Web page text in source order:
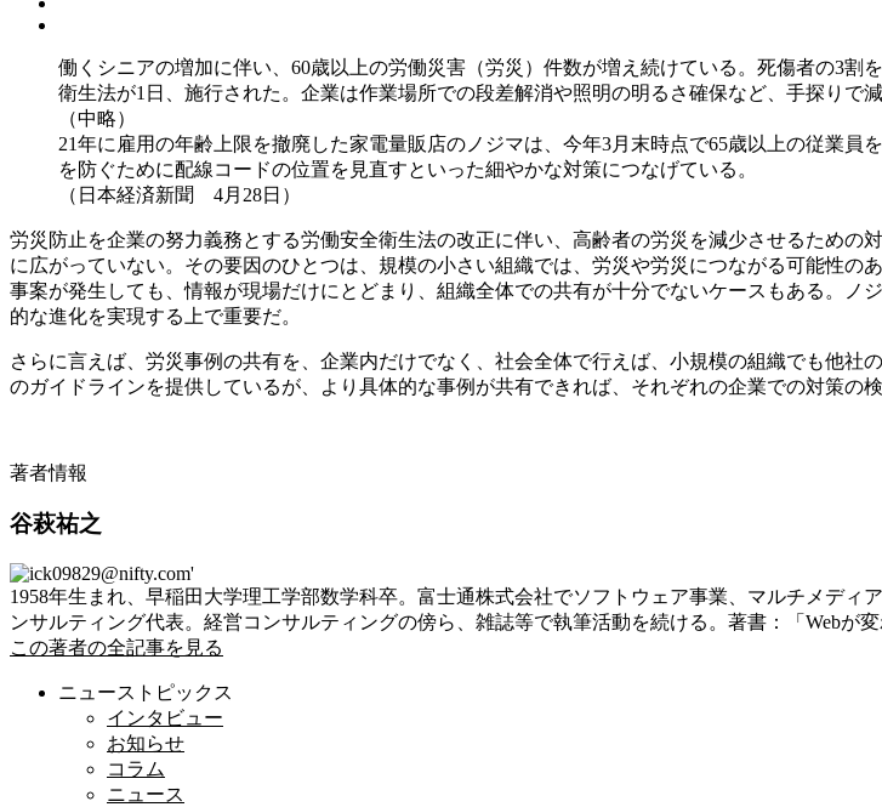
働くシニアの増加に伴い、60歳以上の労働災害（労災）件数が増え続けている。死傷者の3
衛生法が1日、施行された。企業は作業場所での段差解消や照明の明るさ確保など、手探りで
（中略）
21年に雇用の年齢上限を撤廃した家電量販店のノジマは、今年3月末時点で65歳以上の従業
を防ぐために配線コードの位置を見直すといった細やかな対策につなげている。
（日本経済新聞 4月28日）
労災防止を企業の努力義務とする労働安全衛生法の改正に伴い、高齢者の労災を減少させるため
に広がっていない。その要因のひとつは、規模の小さい組織では、労災や労災につながる可能性
事案が発生しても、情報が現場だけにとどまり、組織全体での共有が十分でないケースもある。
的な進化を実現する上で重要だ。
さらに言えば、労災事例の共有を、企業内だけでなく、社会全体で行えば、小規模の組織でも他
のガイドラインを提供しているが、より具体的な事例が共有できれば、それぞれの企業での対策の
著者情報
谷萩祐之
1958年生まれ、早稲田大学理工学部数学科卒。富士通株式会社でソフトウェア事業、マルチメデ
ンサルティング代表。経営コンサルティングの傍ら、雑誌等で執筆活動を続ける。著書：「Webが
この著者の全記事を見る
ニューストピックス
インタビュー
お知らせ
コラム
ニュース